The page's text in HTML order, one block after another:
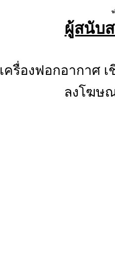
ผู้สนับ
เครื่องฟอกอากาศ
ลงโฆษ